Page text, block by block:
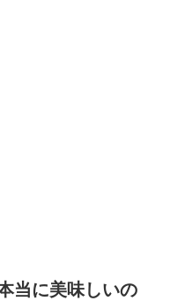
当に美味しいの